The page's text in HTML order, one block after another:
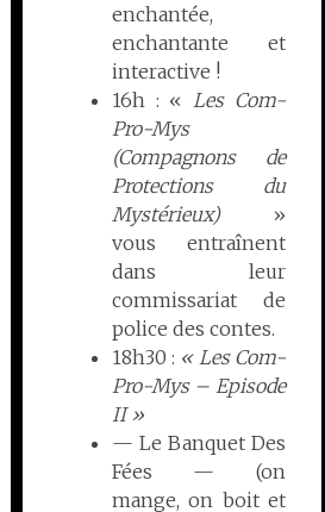
enchantée,
enchantante et
interactive !
16h : «Les Com-
Pro-Mys
(Compagnons de
Protections du
Mystérieux)»
vous entraînent
dans leur
commissariat de
police des contes.
18h30 : « Les Com-
Pro-Mys – Episode
II »
— Le Banquet Des
Fées — (on
mange, on boit et